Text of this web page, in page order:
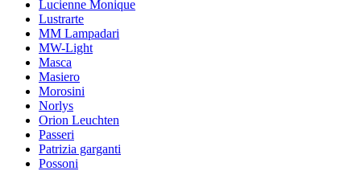
Lucienne Monique
Lustrarte
MM Lampadari
MW-Light
Masca
Masiero
Morosini
Norlys
Orion Leuchten
Passeri
Patrizia garganti
Possoni